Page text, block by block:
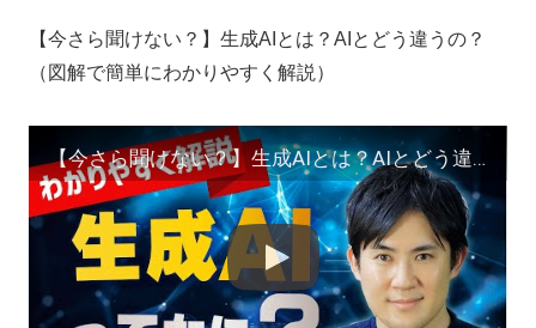
【今さら聞けない？】生成AIとは？AIとどう違うの？
（図解で簡単にわかりやすく解説）
【今さら聞けない？】生成AIとは？AIとどう違うの？（図解で簡単にわかりやすく解説）